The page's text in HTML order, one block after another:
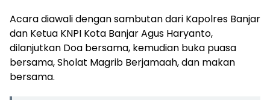
Acara diawali dengan sambutan dari Kapolres Banjar
dan Ketua KNPI Kota Banjar Agus Haryanto,
dilanjutkan Doa bersama, kemudian buka puasa
bersama, Sholat Magrib Berjamaah, dan makan
bersama.